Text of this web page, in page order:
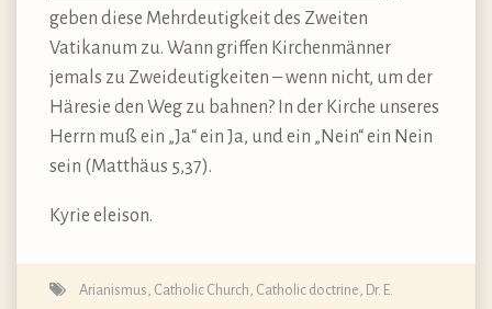
geben diese Mehrdeutigkeit des Zweiten
Vatikanum zu. Wann griffen Kirchenmänner
jemals zu Zweideutigkeiten – wenn nicht, um der
Häresie den Weg zu bahnen? In der Kirche unseres
Herrn muß ein „Ja“ ein Ja, und ein „Nein“ ein Nein
sein (Matthäus 5,37).
Kyrie eleison.
Arianismus Catholic Church Catholic doctrine Dr. E.